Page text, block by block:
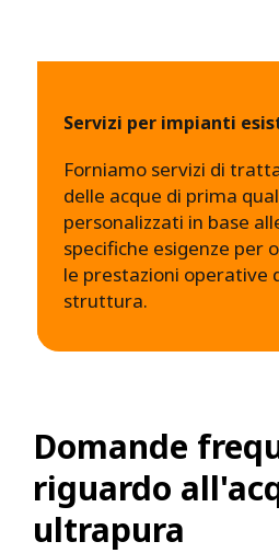
Servizi per impianti
Forniamo servizi di
delle acque di prima
personalizzati in base
specifiche esigenze per
le prestazioni operative
struttura.
Domande
riguardo
ultrapura